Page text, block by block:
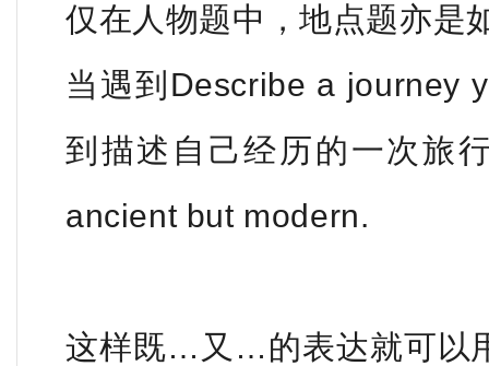
仅在人物题中，地点题亦是
当遇到Describe a journey
到描述自己经历的一次旅
ancient but modern.
这样既…又…的表达就可以